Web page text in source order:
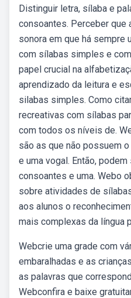
Distinguir letra, sílaba e
consoantes. Perceber que
sonora em que há sempre
com sílabas simples e
papel crucial na
aprendizado da leitura e
silabas simples. Como
recreativas com sílabas
com todos os níveis de.
são as que não possuem
e uma vogal. Então,
consoantes e uma. Webo
sobre atividades de
aos alunos o
mais complexas da língua
Webcrie uma grade com
embaralhadas e as
as palavras que
Webconfira e baixe